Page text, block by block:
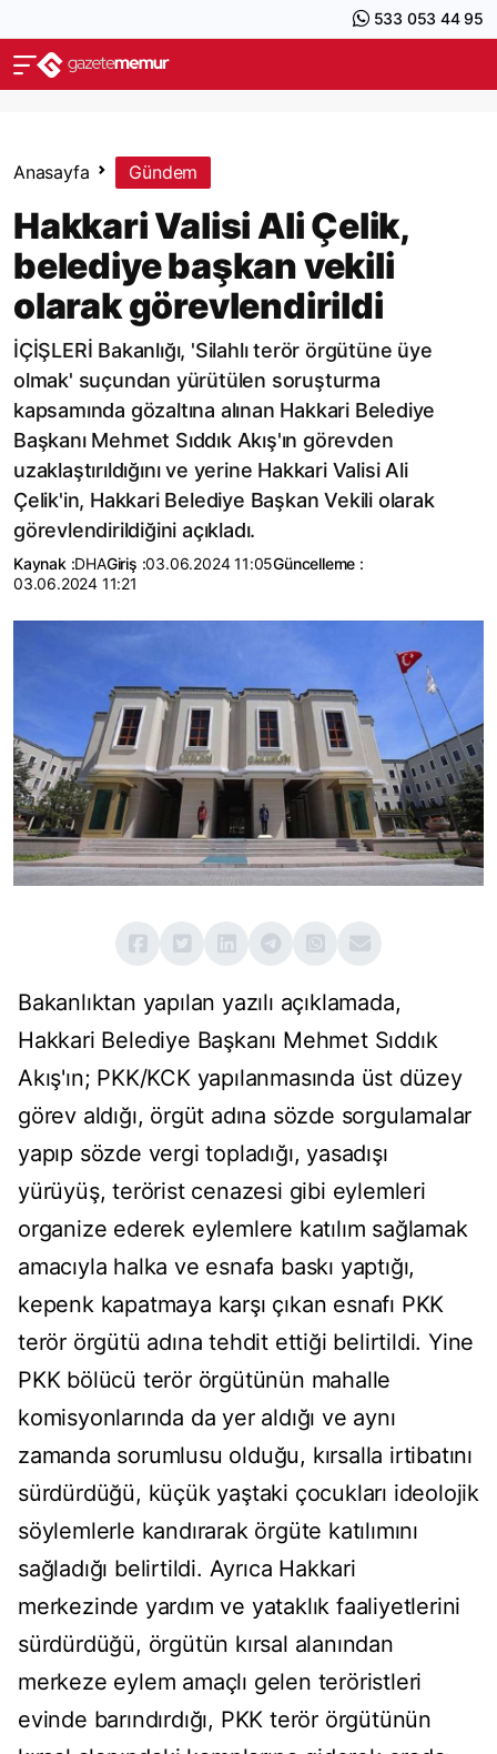
533 053 44 95
Anasayfa Gündem
Hakkari Valisi Ali Çelik,
belediye başkan vekili
olarak görevlendirildi
İÇİŞLERİ Bakanlığı, 'Silahlı terör örgütüne üye
olmak' suçundan yürütülen soruşturma
kapsamında gözaltına alınan Hakkari Belediye
Başkanı Mehmet Sıddık Akış'ın görevden
uzaklaştırıldığını ve yerine Hakkari Valisi Ali
Çelik'in, Hakkari Belediye Başkan Vekili olarak
görevlendirildiğini açıkladı.
Kaynak :DHAGiriş :03.06.2024 11:05Güncelleme :
03.06.2024 11:21
Bakanlıktan yapılan yazılı açıklamada,
Hakkari Belediye Başkanı Mehmet Sıddık
Akış'ın; PKK/KCK yapılanmasında üst düzey
görev aldığı, örgüt adına sözde sorgulamalar
yapıp sözde vergi topladığı, yasadışı
yürüyüş, terörist cenazesi gibi eylemleri
organize ederek eylemlere katılım sağlamak
amacıyla halka ve esnafa baskı yaptığı,
kepenk kapatmaya karşı çıkan esnafı PKK
terör örgütü adına tehdit ettiği belirtildi. Yine
PKK bölücü terör örgütünün mahalle
komisyonlarında da yer aldığı ve aynı
zamanda sorumlusu olduğu, kırsalla irtibatını
sürdürdüğü, küçük yaştaki çocukları ideolojik
söylemlerle kandırarak örgüte katılımını
sağladığı belirtildi. Ayrıca Hakkari
merkezinde yardım ve yataklık faaliyetlerini
sürdürdüğü, örgütün kırsal alanından
merkeze eylem amaçlı gelen teröristleri
evinde barındırdığı, PKK terör örgütünün